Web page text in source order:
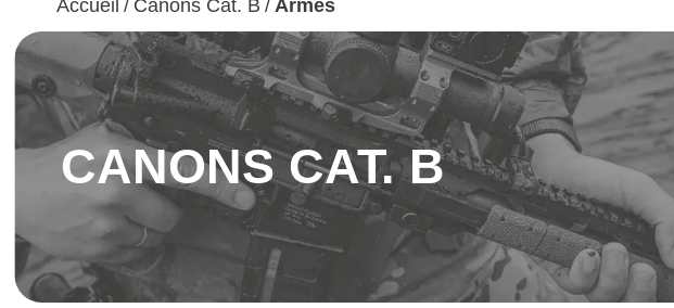
Accueil / Canons Cat. B / Armes
CANONS CAT. B